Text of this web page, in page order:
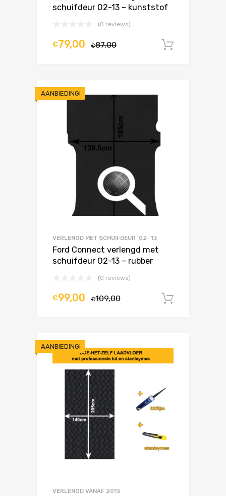
schuifdeur 02-13 – kunststof
(0 reviews)
€87,00
€79,00
AANBIEDING!
VERLENGD MET SCHUIFDEUR '02-'13
Ford Connect verlengd met
schuifdeur 02-13 – rubber
(0 reviews)
€109,00
€99,00
AANBIEDING!
VERLENGD VANAF 2013